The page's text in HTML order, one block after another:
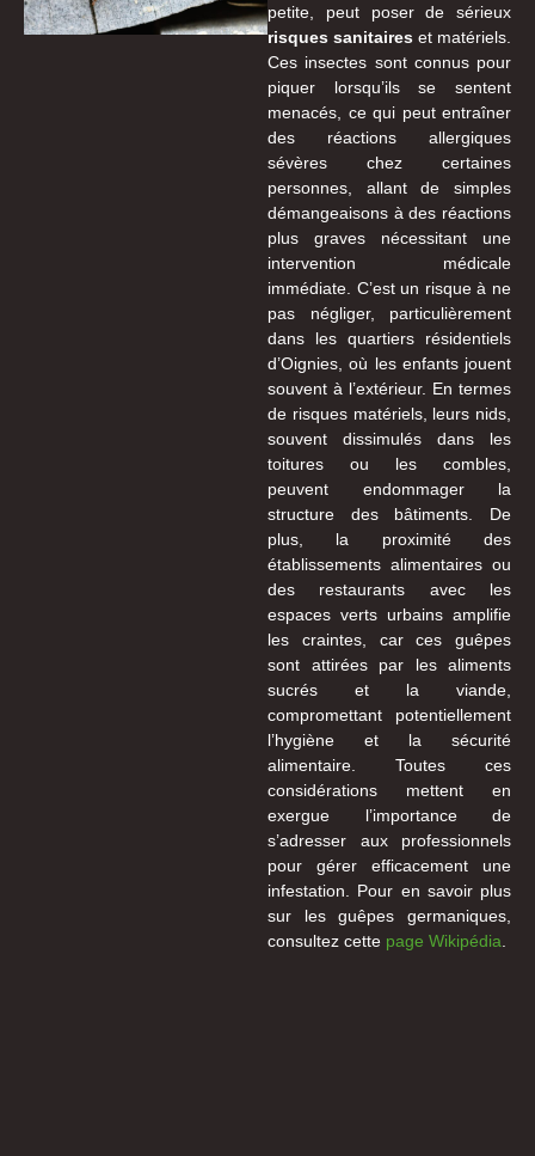
petite, peut poser de sérieux
risques sanitaires et matériels.
Ces insectes sont connus pour
piquer lorsqu’ils se sentent
menacés, ce qui peut entraîner
des réactions allergiques
sévères chez certaines
personnes, allant de simples
démangeaisons à des réactions
plus graves nécessitant une
intervention médicale
immédiate. C’est un risque à ne
pas négliger, particulièrement
dans les quartiers résidentiels
d’Oignies, où les enfants jouent
souvent à l’extérieur. En termes
de risques matériels, leurs nids,
souvent dissimulés dans les
toitures ou les combles,
peuvent endommager la
structure des bâtiments. De
plus, la proximité des
établissements alimentaires ou
des restaurants avec les
espaces verts urbains amplifie
les craintes, car ces guêpes
sont attirées par les aliments
sucrés et la viande,
compromettant potentiellement
l’hygiène et la sécurité
alimentaire. Toutes ces
considérations mettent en
exergue l’importance de
s’adresser aux professionnels
pour gérer efficacement une
infestation. Pour en savoir plus
sur les guêpes germaniques,
consultez cette page Wikipédia.